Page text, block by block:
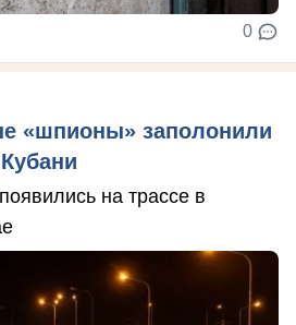
0
«шпионы» заполонили
на трассе в